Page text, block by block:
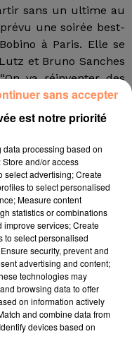
sans un ultime au
une soirée best-
à Paris. Elle se
et Bruno Sanches
va réinventer des
promet Lutz.
l’un des plus beaux
C’est dans cette
Liliane ont fait leur
pour un spectacle.
qui promet un
“Je les laisse
des gens, dans
maris Michel et
Leur Twingo ne
qu’elles vont
qu’elles rêvaient de
est notre priorité
processing based on
and/or access
select advertising; Create
to select personalised
Measure content
statistics or combinations
improve services; Create
to select personalised
security, prevent and
advertising and content;
technologies may
browsing data to offer
on information actively
and combine data from
devices based on
sans accepter